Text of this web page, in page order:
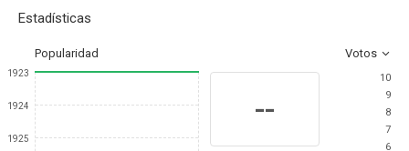
Estadísticas
Popularidad Votos
1923
1924
1925
--
10
9
8
7
6